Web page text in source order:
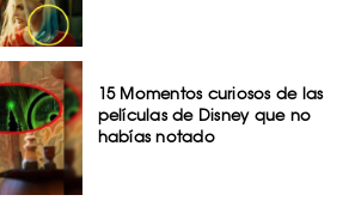
15 Momentos curiosos de las
películas de Disney que no
habías notado